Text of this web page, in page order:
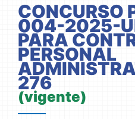
CONCURSO
004-2025-
PARA
PERSONAL
276
(vigente)